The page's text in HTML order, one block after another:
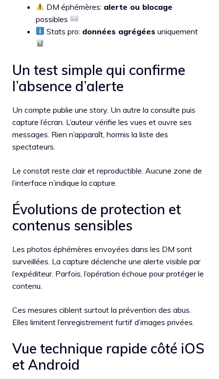
DM éphémères: alerte ou blocage
possibles
Stats pro: données agrégées uniquement
Un test simple qui confirme
l’absence d’alerte
Un compte publie une story. Un autre la consulte puis
capture l’écran. L’auteur vérifie les vues et ouvre ses
messages. Rien n’apparaît, hormis la liste des
spectateurs.
Le constat reste clair et reproductible. Aucune zone de
l’interface n’indique la capture.
Évolutions de protection et
contenus sensibles
Les photos éphémères envoyées dans les DM sont
surveillées. La capture déclenche une alerte visible par
l’expéditeur. Parfois, l’opération échoue pour protéger le
contenu.
Ces mesures ciblent surtout la prévention des abus.
Elles limitent l’enregistrement furtif d’images privées.
Vue technique rapide côté iOS
et Android